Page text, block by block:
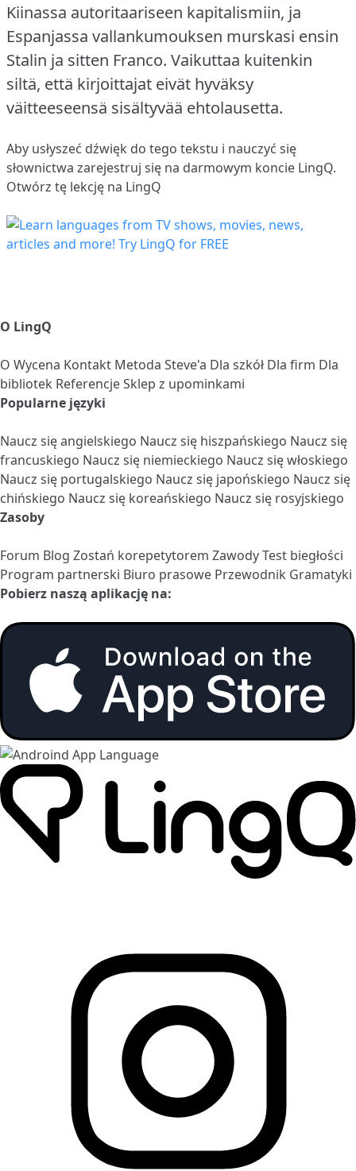
Kiinassa autoritaariseen kapitalismiin, ja
Espanjassa vallankumouksen murskasi ensin
Stalin ja sitten Franco. Vaikuttaa kuitenkin
siltä, että kirjoittajat eivät hyväksy
väitteeseensä sisältyvää ehtolausetta.
Aby usłyszeć dźwięk do tego tekstu i nauczyć się
słownictwa zarejestruj się na darmowym koncie LingQ.
Otwórz tę lekcję na LingQ
O LingQ
O Wycena Kontakt Metoda Steve'a Dla szkół Dla firm Dla
bibliotek ReferencjeSklep z upominkami
Popularne języki
Naucz się angielskiego Naucz się hiszpańskiego Naucz się
francuskiego Naucz się niemieckiego Naucz się włoskiego
Naucz się portugalskiego Naucz się japońskiego Naucz się
chińskiego Naucz się koreańskiego Naucz się rosyjskiego
Zasoby
Forum Blog Zostań korepetytorem ZawodyTest biegłości
Program partnerski Biuro prasowe Przewodnik Gramatyki
Pobierz naszą aplikację na: